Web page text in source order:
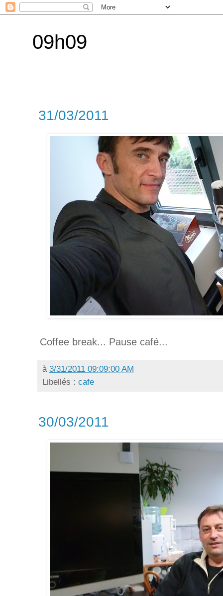
09h09
31/03/2011
Coffee break... Pause café...
à 3/31/2011 09:09:00 AM
Libellés : cafe
30/03/2011